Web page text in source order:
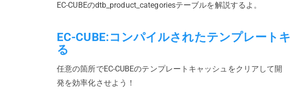
EC-CUBEのdtb_product_categoriesテーブルを解説するよ。
EC-CUBE:コンパイルされたテンプレート
る
任意の箇所でEC-CUBEのテンプレートキャッシュをクリアして開
発を効率化させよう！